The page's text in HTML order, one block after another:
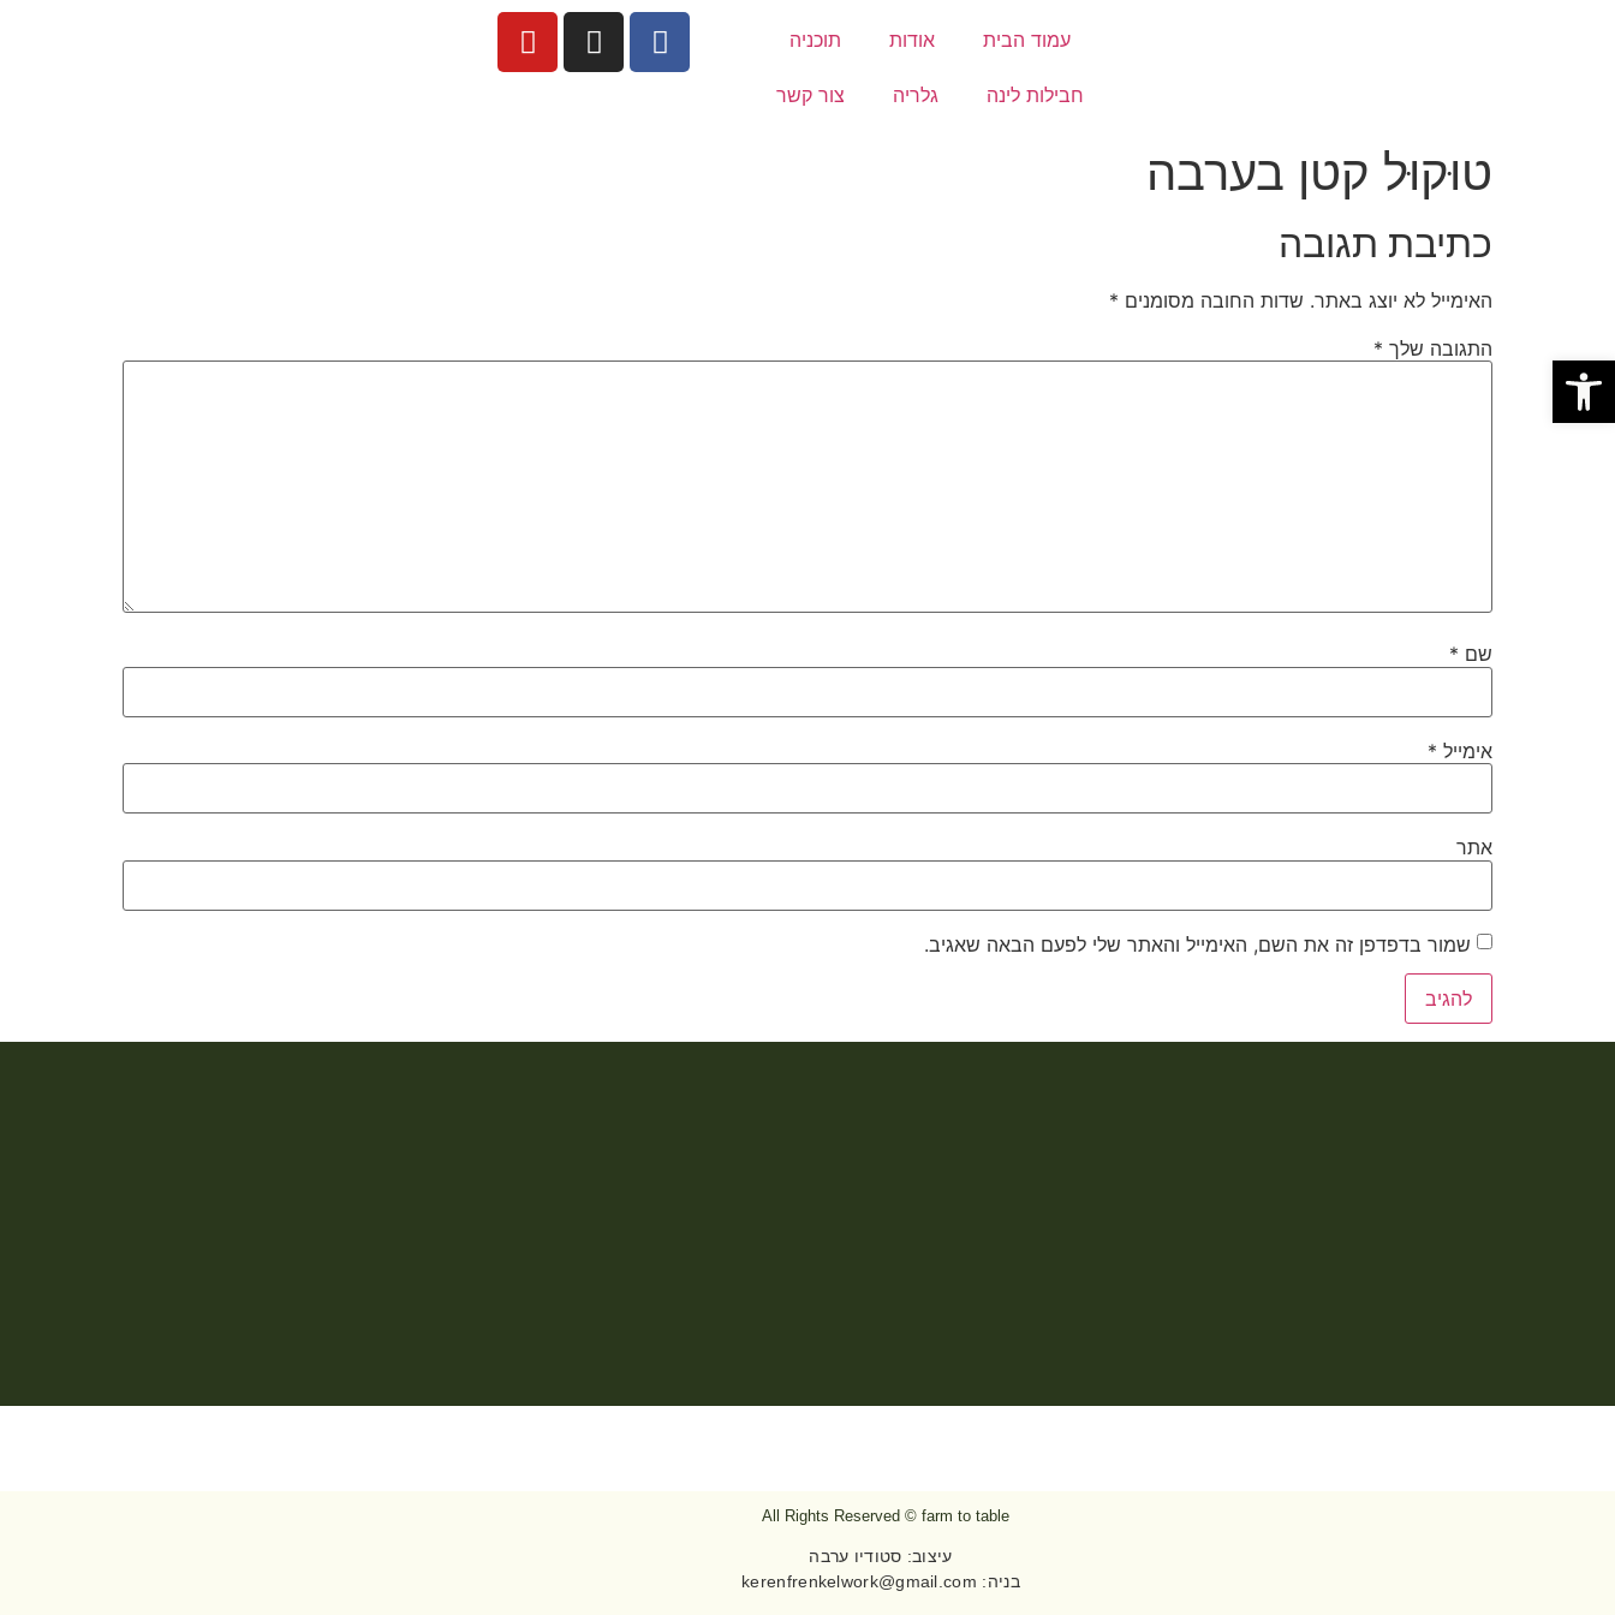
עמוד הבית אודות תוכניה
חבילות לינה גלריה צור קשר
טוּקוּל קטן בערבה
כתיבת תגובה
האימייל לא יוצג באתר. שדות החובה מסומנים *
התגובה שלך *
שם *
אימייל *
אתר
שמור בדפדפן זה את השם, האימייל והאתר שלי לפעם הבאה שאגיב.
All Rights Reserved © farm to table
עיצוב: סטודיו ערבה​
בניה: kerenfrenkelwork@gmail.com
פתח סרגל נגישות